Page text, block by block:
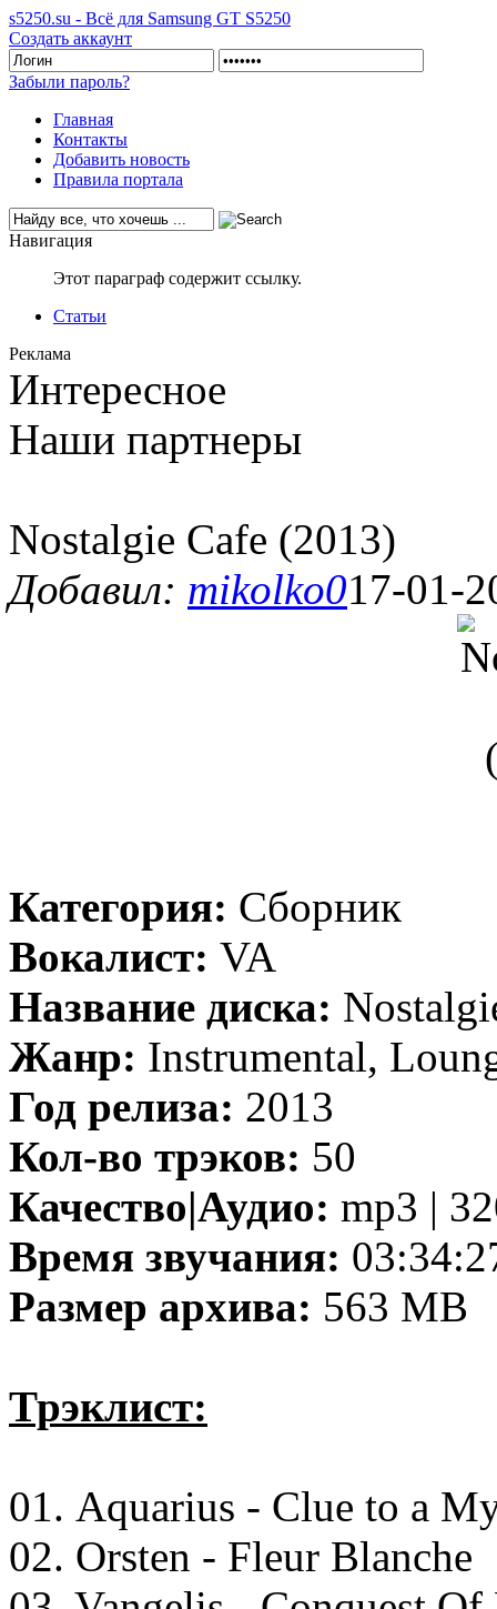
s5250.su - Всё для Samsung GT S5250
Создать аккаунт
Забыли пароль?
Главная
Контакты
Добавить новость
Правила портала
Навигация
Этот параграф содержит ссылку.
Статьи
Реклама
Интересное
Наши партнеры
Nostalgie Cafe (2013)
Добавил: mikolko017-01-
Категория: Сборник
Вокалист: VA
Название диска:
Жанр: Instrumental,
Год релиза: 2013
Кол-во трэков: 50
Качество|Аудио: mp3 |
Время звучания:
Размер архива: 563 MB
Трэклист:
01. Aquarius - Clue to a
02. Orsten - Fleur Blanche